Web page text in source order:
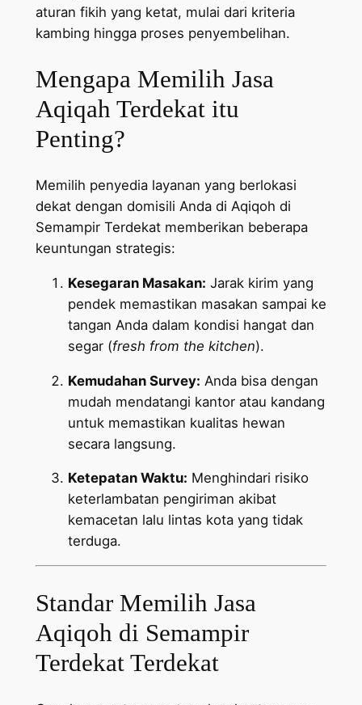
aturan fikih yang ketat, mulai dari kriteria
kambing hingga proses penyembelihan.
Mengapa Memilih Jasa
Aqiqah Terdekat itu
Penting?
Memilih penyedia layanan yang berlokasi
dekat dengan domisili Anda di Aqiqoh di
Semampir Terdekat memberikan beberapa
keuntungan strategis:
Kesegaran Masakan: Jarak kirim yang
pendek memastikan masakan sampai ke
tangan Anda dalam kondisi hangat dan
segar (fresh from the kitchen).
Kemudahan Survey: Anda bisa dengan
mudah mendatangi kantor atau kandang
untuk memastikan kualitas hewan
secara langsung.
Ketepatan Waktu: Menghindari risiko
keterlambatan pengiriman akibat
kemacetan lalu lintas kota yang tidak
terduga.
Standar Memilih Jasa
Aqiqoh di Semampir
Terdekat Terdekat